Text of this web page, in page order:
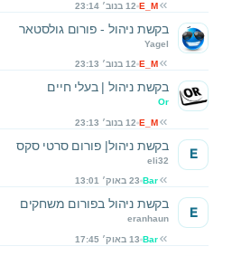
E_M 12 בנוב׳ 23:14
בקשת ניהול - פורום גולסטאר
Yagel
E_M 12 בנוב׳ 23:13
בקשת ניהול | בעלי חיים
Or
E_M 12 בנוב׳ 23:13
בקשת ניהול| פורום סרטי סקס
eli32
Bar 23 באוק׳ 13:01
E
בקשת ניהול בפורום משחקים
eranhaun
Bar 13 באוק׳ 17:45
E